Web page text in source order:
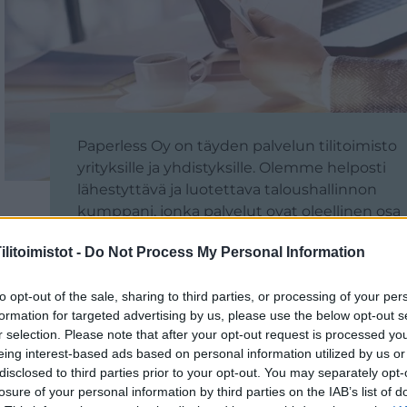
- Do Not Process My Personal Information
opt-out of the sale, sharing to third parties, or processing of your
for targeted advertising by us, please use the below opt-out
selection. Please note that after your opt-out request is processed
interest-based ads based on personal information utilized by us
to third parties prior to your opt-out. You may separately
of your personal information by third parties on the IAB’s list of
Paperless Oy on täyden palvelun tilitoimisto
yrityksille ja yhdistyksille. Olemme helposti
lähestyttävä ja luotettava taloushallinnon
kumppani, jonka palvelut ovat oleellinen osa
Procountor osaamisemme on vahvaa ja
tehokkaasti ja monipuolisesti asiakkaan
parhaaksi.